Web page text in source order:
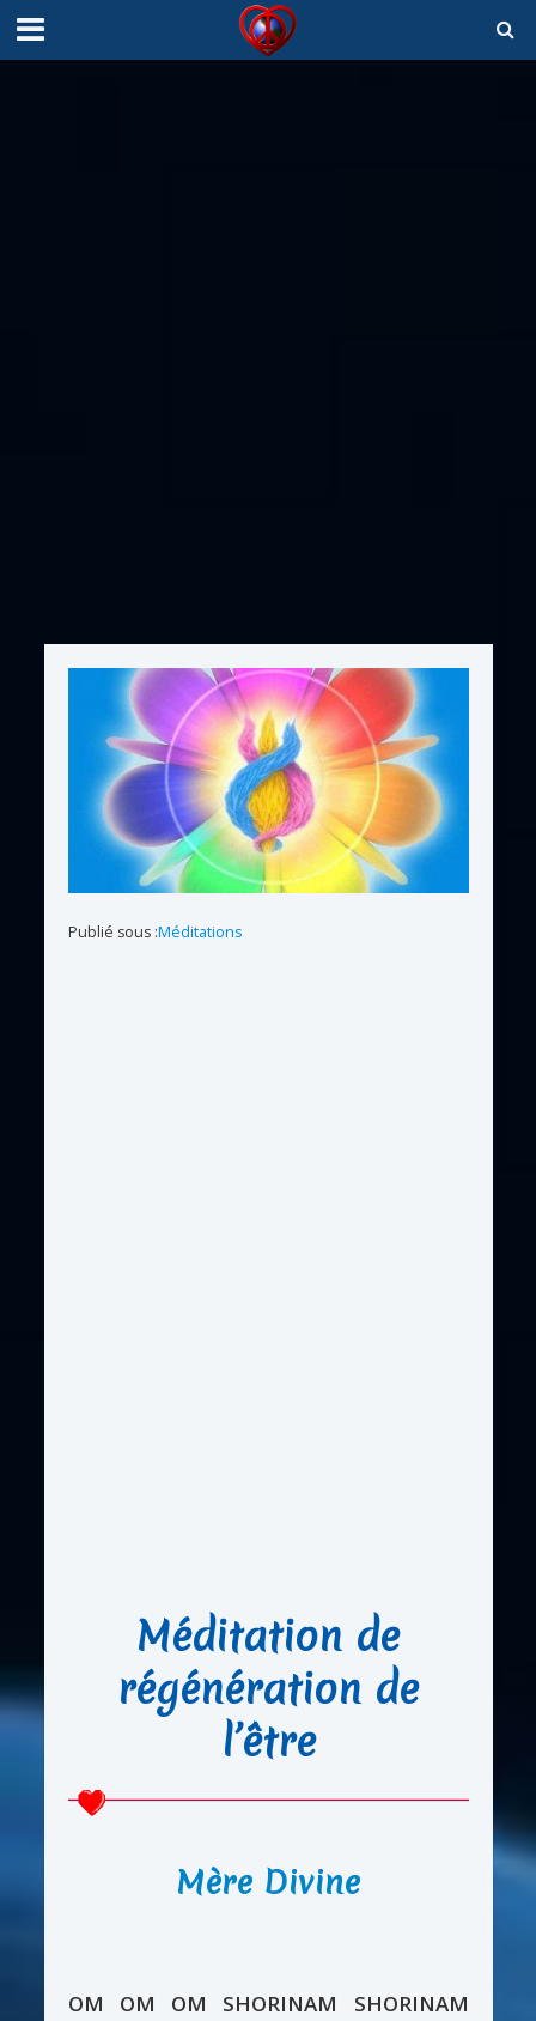
Publié sous :Méditations
Méditation de
régénération de
l’être
Mère Divine
OM OM OM SHORINAM SHORINAM